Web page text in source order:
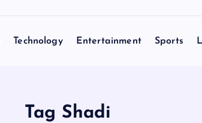
Technology Entertainment Sports
Tag Shadi